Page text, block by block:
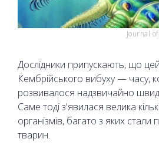
Journal
Дослідники припускають, що
Кембрійського вибуху — часу,
розвивалося надзвичайно
Саме тоді з'явилася велика
організмів, багато з яких
тварин.